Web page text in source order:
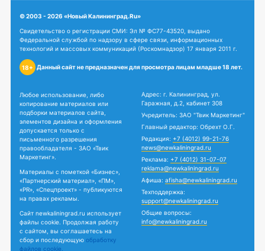
© 2003 - 2026 «Новый Калининград.Ru»
Свидетельство о регистрации СМИ: Эл № ФС77-43520, выдано
Федеральной службой по надзору в сфере связи, информационных
технологий и массовых коммуникаций (Роскомнадзор) 17 января 2011 г.
18+ Данный сайт не предназначен для просмотра лицам младше 18 лет.
Любое использование, либо
копирование материалов или
подборки материалов сайта,
элементов дизайна и оформления
допускается только с
письменного разрешения
правообладателя - ЗАО «Твик
Маркетинг».
Материалы с пометкой «Бизнес»,
«Партнерский материал», «ПМ»,
«PR», «Спецпроект» - публикуются
на правах рекламы.
Сайт newkaliningrad.ru использует
файлы cookie. Продолжая работу
с сайтом, вы соглашаетесь на
сбор и последующую обработку
файлов cookie.
Адрес: г. Калининград, ул.
Гаражная, д.2, кабинет 308
Учредитель: ЗАО "Твик Маркетинг"
Главный редактор: Обрехт О.Г.
Редакция: +7 (4012) 99-21-76
news@newkaliningrad.ru
Реклама: +7 (4012) 31-07-07
reklama@newkaliningrad.ru
Афиша: afisha@newkaliningrad.ru
Техподдержка:
support@newkaliningrad.ru
Общие вопросы:
info@newkaliningrad.ru